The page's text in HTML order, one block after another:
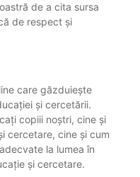
de a cita sursa
de respect și
care găzduiește
și cercetării.
copiii noștri, cine și
cercetare, cine și cum
la lumea în
și cercetare.